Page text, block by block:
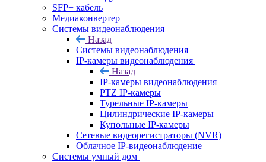
SFP+ кабель
Медиаконвертер
Системы видеонаблюдения
Назад
Системы видеонаблюдения
IP-камеры видеонаблюдения
Назад
IP-камеры видеонаблюдения
PTZ IP-камеры
Турельные IP-камеры
Цилиндрические IP-камеры
Купольные IP-камеры
Сетевые видеорегистраторы (NVR)
Облачное IP-видеонаблюдение
Системы умный дом